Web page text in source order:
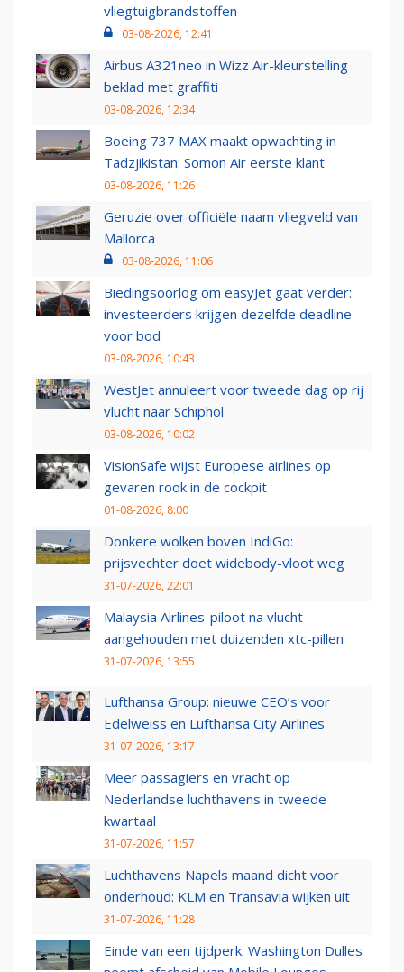
vliegtuigbrandstoffen
03-08-2026, 12:41
Airbus A321neo in Wizz Air-kleurstelling
beklad met graffiti
03-08-2026, 12:34
Boeing 737 MAX maakt opwachting in
Tadzjikistan: Somon Air eerste klant
03-08-2026, 11:26
Geruzie over officiële naam vliegveld van
Mallorca
03-08-2026, 11:06
Biedingsoorlog om easyJet gaat verder:
investeerders krijgen dezelfde deadline
voor bod
03-08-2026, 10:43
WestJet annuleert voor tweede dag op rij
vlucht naar Schiphol
03-08-2026, 10:02
VisionSafe wijst Europese airlines op
gevaren rook in de cockpit
01-08-2026, 8:00
Donkere wolken boven IndiGo:
prijsvechter doet widebody-vloot weg
31-07-2026, 22:01
Malaysia Airlines-piloot na vlucht
aangehouden met duizenden xtc-pillen
31-07-2026, 13:55
Lufthansa Group: nieuwe CEO’s voor
Edelweiss en Lufthansa City Airlines
31-07-2026, 13:17
Meer passagiers en vracht op
Nederlandse luchthavens in tweede
kwartaal
31-07-2026, 11:57
Luchthavens Napels maand dicht voor
onderhoud: KLM en Transavia wijken uit
31-07-2026, 11:28
Einde van een tijdperk: Washington Dulles